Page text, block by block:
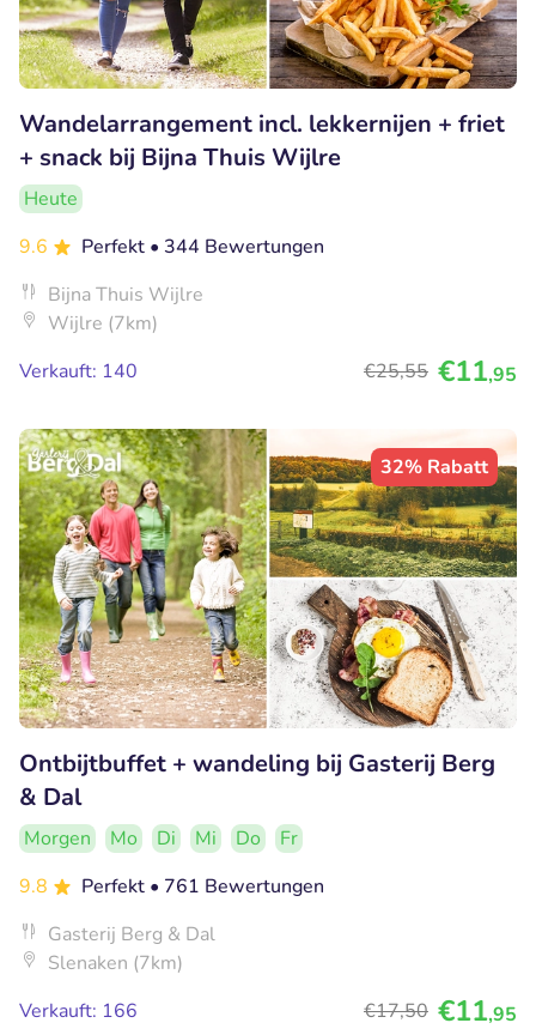
Wandelarrangement incl. lekkernijen + friet
+ snack bij Bijna Thuis Wijlre
Heute
9.6
Perfekt • 344 Bewertungen
Bijna Thuis Wijlre
Wijlre (7km)
Verkauft: 140
€25,55 €11,95
32% Rabatt
Ontbijtbuffet + wandeling bij Gasterij Berg
& Dal
Morgen Mo Di Mi Do
Fr
9.8
Perfekt • 761 Bewertungen
Gasterij Berg & Dal
Slenaken (7km)
Verkauft: 166
€17,50 €11,95